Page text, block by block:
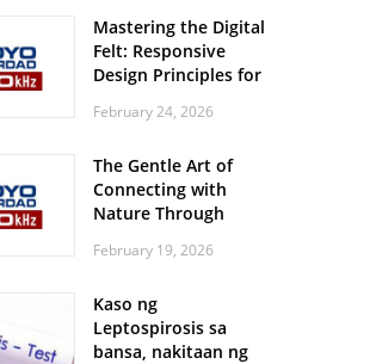
Mastering the Digital
Felt: Responsive
Design Principles for
February 24, 2026
The Gentle Art of
Connecting with
Nature Through
Walks
February 19, 2026
Kaso ng
Leptospirosis sa
bansa, nakitaan ng